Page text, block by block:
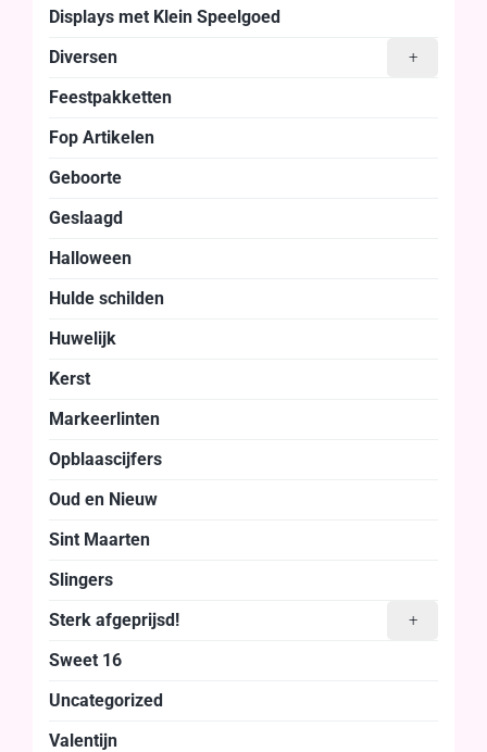
Displays met Klein Speelgoed
+
Diversen
Feestpakketten
Fop Artikelen
Geboorte
Geslaagd
Halloween
Hulde schilden
Huwelijk
Kerst
Markeerlinten
Opblaascijfers
Oud en Nieuw
Sint Maarten
Slingers
+
Sterk afgeprijsd!
Sweet 16
Uncategorized
Valentijn